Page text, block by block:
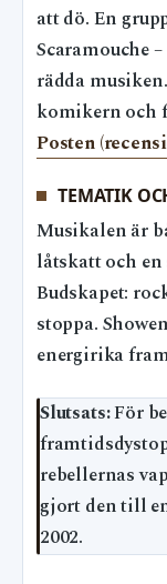
att dö. En
Scaramouche
rädda
komikern och
Posten
TEMATIK
Musikalen är
låtskatt och
Budskapet:
stoppa.
energirika
Slutsats:För
rebellernas
gjort den till
2002.